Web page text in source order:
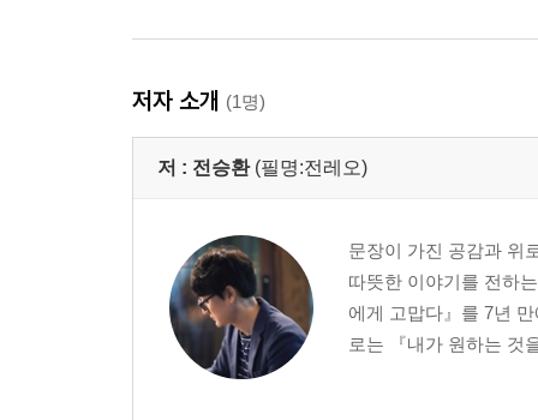
슬퍼도 행복하기를
괜찮아▶
▶ 〈책 읽어주는 남자〉의 토닥토닥 프로젝트
03 그래도, 사랑해
_사랑에 울어 본 적 있지만
관심을 가져 주세요
달콤한 당신
저자 소개 (1명)
저 : 전승환 (필명:전레오)
문장이 가진 공감과 위
따뜻한 이야기를 전하
에게 고맙다』를 7년
로는 『내가 원하는 것